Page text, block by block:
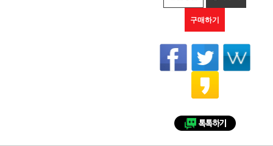
구매하기